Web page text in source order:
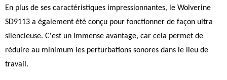
En plus de ses caractéristiques impressionnantes, le Wolverine
SD9113 a également été conçu pour fonctionner de façon ultra
silencieuse. C'est un immense avantage, car cela permet de
réduire au minimum les perturbations sonores dans le lieu de
travail.